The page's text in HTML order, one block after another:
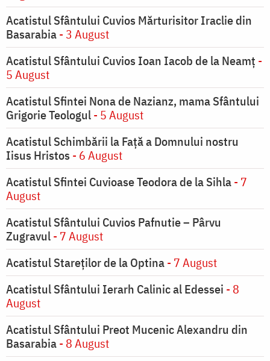
Acatistul Sfântului Cuvios Mărturisitor Iraclie din
Basarabia- 3 August
Acatistul Sfântului Cuvios Ioan Iacob de la Neamț -
5 August
Acatistul Sfintei Nona de Nazianz, mama Sfântului
Grigorie Teologul- 5 August
Acatistul Schimbării la Faţă a Domnului nostru
Iisus Hristos - 6 August
Acatistul Sfintei Cuvioase Teodora de la Sihla- 7
August
Acatistul Sfântului Cuvios Pafnutie – Pârvu
Zugravul- 7 August
Acatistul Stareţilor de la Optina- 7 August
Acatistul Sfântului Ierarh Calinic al Edessei - 8
August
Acatistul Sfântului Preot Mucenic Alexandru din
Basarabia- 8 August